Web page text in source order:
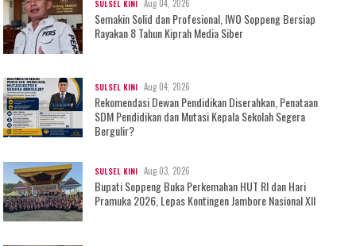
SULSEL KINI Aug 04, 2026
Semakin Solid dan Profesional, IWO Soppeng Bersiap
Rayakan 8 Tahun Kiprah Media Siber
SULSEL KINI Aug 04, 2026
Rekomendasi Dewan Pendidikan Diserahkan, Penataan
SDM Pendidikan dan Mutasi Kepala Sekolah Segera
Bergulir?
SULSEL KINI Aug 03, 2026
Bupati Soppeng Buka Perkemahan HUT RI dan Hari
Pramuka 2026, Lepas Kontingen Jambore Nasional XII